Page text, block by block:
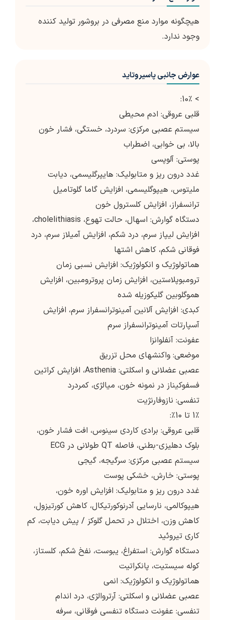
هیچگونه موارد منع مصرفی در بروشور تولید کننده
وجود ندارد.
عوارض جانبی پاسیروتاید
> 10٪:
قلبی عروقی: ادم محیطی
سیستم عصبی مرکزی: سردرد، خستگی، فشار خون
بالا، بی خوابی، اضطراب
پوستی: آلوپسی
غدد درون ریز و متابولیک: هایپرگلیسمی، دیابت
ملیتوس، هیپوگلیسمی، افزایش گاما گلوتامیل
ترانسفراز، افزایش کلسترول خون
دستگاه گوارش: اسهال، حالت تهوع، cholelithiasis،
افزايش ليپاز سرم، درد شكم، افزايش آميلاز سرم، درد
فوقاني شكم، كاهش اشتها
هماتولوژیک و انکولوژیک: افزایش نسبی زمان
ترومبوپلاستین، افزایش زمان پروترومبین، افزایش
هموگلوبین گلیکوزیله شده
کبدی: افزایش آلانین آمینوترانسفراز سرم، افزایش
آسپارتات آمینوترانسفراز سرم
عفونت: آنفلوانزا
موضعی: واکنشهای محل تزریق
عصبی عضلانی و اسکلتی: Asthenia، افزایش کراتین
فسفوکیناز در نمونه خون، میالژی، کمردرد
تنفسی: نازوفارنژیت
1٪ تا 10٪:
قلبی عروقی: برادی کاردی سینوس، افت فشار خون،
بلوک دهلیزی-بطنی، فاصله QT طولانی در ECG
سیستم عصبی مرکزی: سرگیجه، گیجی
پوستی: خارش، خشکی پوست
غدد درون ریز و متابولیک: افزایش اوره خون،
هیپوکالمی، نارسایی آدرنوکورتیکال، کاهش کورتیزول،
کاهش وزن، اختلال در تحمل گلوکز / پیش دیابت، کم
کاری تیروئید
دستگاه گوارش: استفراغ، یبوست، نفخ شکم، کلستاز،
کوله سیستیت، پانکراتیت
هماتولوژیک و انکولوژیک: انمی
عصبی عضلانی و اسکلتی: آرتروالژی، درد اندام
تنفسی: عفونت دستگاه تنفسی فوقانی، سرفه